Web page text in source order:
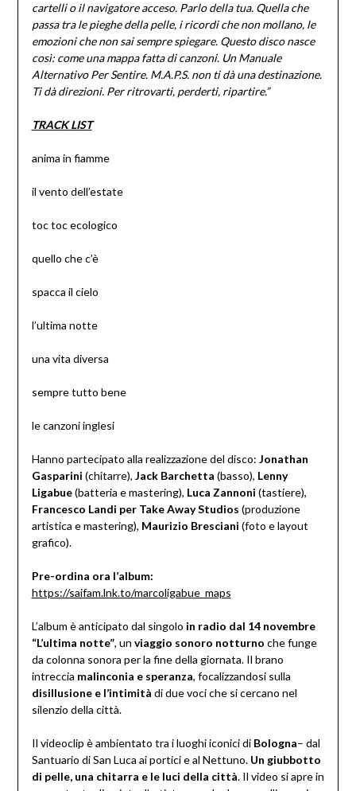
cartelli o il navigatore acceso. Parlo della tua. Quella che
passa tra le pieghe della pelle, i ricordi che non mollano, le
emozioni che non sai sempre spiegare. Questo disco nasce
così: come una mappa fatta di canzoni. Un Manuale
Alternativo Per Sentire. M.A.P.S. non ti dà una destinazione.
Ti dà direzioni. Per ritrovarti, perderti, ripartire.”
TRACK LIST
anima in fiamme
il vento dell’estate
toc toc ecologico
quello che c’è
spacca il cielo
l’ultima notte
una vita diversa
sempre tutto bene
le canzoni inglesi
Hanno partecipato alla realizzazione del disco: Jonathan
Gasparini (chitarre), Jack Barchetta (basso), Lenny
Ligabue(batteria e mastering), Luca Zannoni (tastiere),
Francesco Landi per Take Away Studios (produzione
artistica e mastering), Maurizio Bresciani (foto e layout
grafico).
Pre-ordina ora l’album:
https://saifam.lnk.to/marcoligabue_maps
L’album è anticipato dal singolo in radio dal 14 novembre
“L’ultima notte”, un viaggio sonoro notturno che funge
da colonna sonora per la fine della giornata. Il brano
intreccia malinconia e speranza, focalizzandosi sulla
disillusione e l’intimità di due voci che si cercano nel
silenzio della città.
Il videoclip è ambientato tra i luoghi iconici di Bologna– dal
Santuario di San Luca ai portici e al Nettuno. Un giubbotto
di pelle, una chitarra e le luci della città. Il video si apre in